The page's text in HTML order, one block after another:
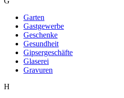
Garten
Gastgewerbe
Geschenke
Gesundheit
Gipsergeschäfte
Glaserei
Gravuren
H